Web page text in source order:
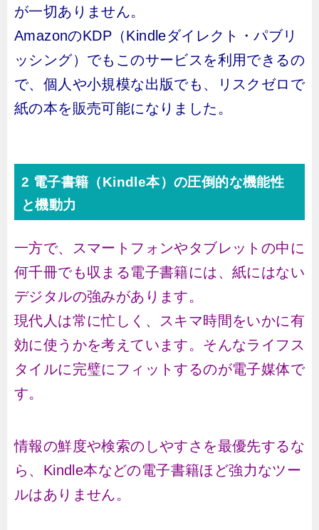
が一切ありません。
AmazonのKDP（Kindleダイレクト・パブリ
ッシング）でもこのサービスを利用できるの
で、個人や小規模な出版でも、リスクゼロで
紙の本を販売可能になりました。
2 電子書籍（Kindle本）の圧倒的な機能性
と機動力
一方で、スマートフォンやタブレットの中に
何千冊でも収まる電子書籍には、紙にはない
デジタルの強みがあります。
現代人は常に忙しく、スキマ時間をいかに有
効に使うかを考えています。そんなライフス
タイルに完璧にフィットするのが電子媒体で
す。
情報の鮮度や検索のしやすさを最優先するな
ら、Kindle本などの電子書籍ほど強力なツー
ルはありません。